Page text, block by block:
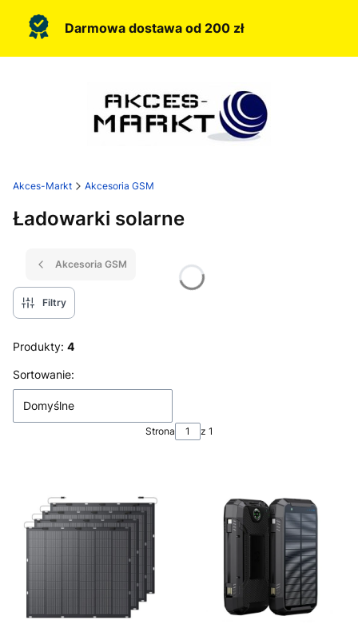
Darmowa dostawa od 200 zł
Akces-Markt Akcesoria GSM
Ładowarki solarne
Akcesoria GSM
Filtry
Produkty: 4
Lista produktów
Sortowanie:
Domyślne
Strona z 1